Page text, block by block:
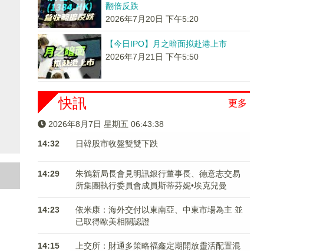
翻倍反跌
2026年7月20日 下午5:20
【今日IPO】月之暗面拟赴港上市
2026年7月21日 下午5:50
更多
快訊
2026年8月7日 星期五 06:43:38
14:32 日韓股市收盤雙雙下跌
14:29
朱鶴新局長會見明訊銀行董事長、德意志交易
所集團執行委員會成員斯蒂芬妮•埃克兒曼
14:23
依米康：海外交付以東南亞、中東市場為主 並
已取得歐美相關認證
14:15
上交所：財通多策略福鑫定期開放靈活配置混